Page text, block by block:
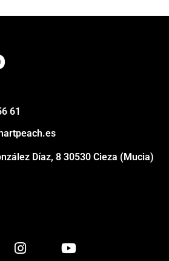
61
Díaz, 8 30530 Cieza (Mucia)